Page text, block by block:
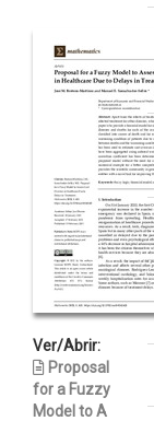
Ver/Abrir:
Proposal
for a Fuzzy
Model to A